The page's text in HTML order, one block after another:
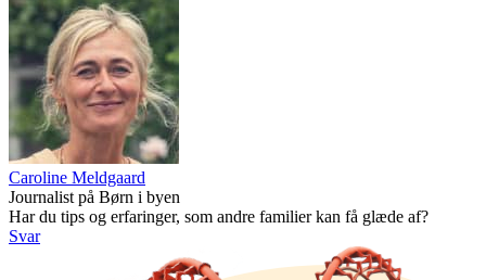
Caroline Meldgaard
Journalist på Børn i byen
Har du tips og erfaringer, som andre familier kan få glæde af?
Svar